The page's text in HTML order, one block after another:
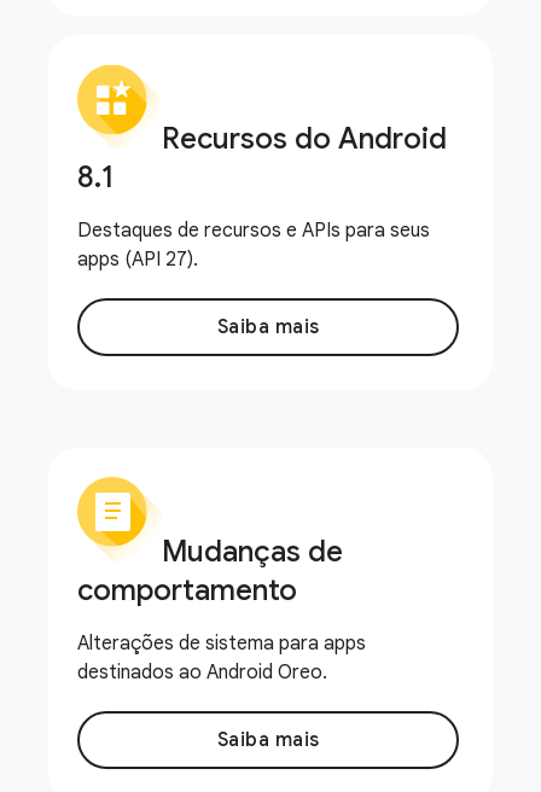
Recursos do Android
8.1
Destaques de recursos e APIs para seus
apps (API 27).
Saiba mais
Mudanças de
comportamento
Alterações de sistema para apps
destinados ao Android Oreo.
Saiba mais